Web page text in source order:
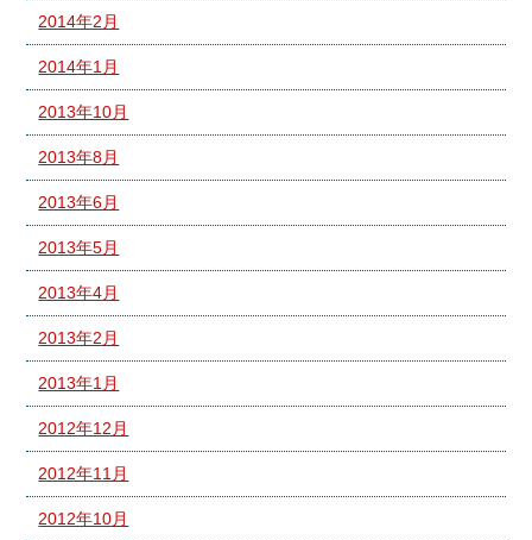
2014年2月
2014年1月
2013年10月
2013年8月
2013年6月
2013年5月
2013年4月
2013年2月
2013年1月
2012年12月
2012年11月
2012年10月